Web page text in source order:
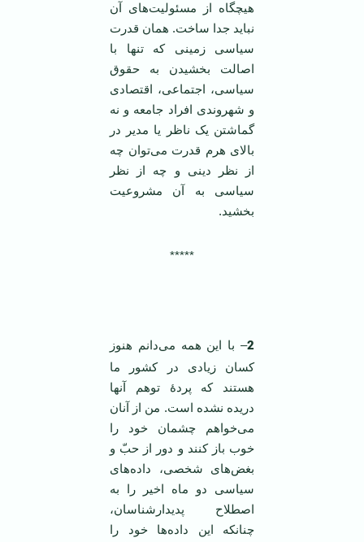
هیچگاه از مسئولیت‌های آن
نباید جدا ساخت. همان قدرت
سیاسی زمینی که تنها با
اصالت بخشیدن به حقوق
سیاسی، اجتماعی، اقتصادی
و شهروندی افراد جامعه و نه
گماشتن یک ناظر یا مدیر در
بالای هرم قدرت می‌توان چه
از نظر دینی و چه از نظر
سیاسی به آن مشروعیت
بخشید.
*****
2– با این همه می‌دانم هنوز
کسان زیادی در کشور ما
هستند که پردۀ توهم آنها
دریده نشده است. من از آنان
می‌خواهم چشمان خود را
خوب باز کنند و دور از حبّ و
بغض‌های شخصی، داده‌های
سیاسی دو ماه اخیر را به
اصطلاح پدیدارشناسان،
چنانکه این داده‌ها خود را